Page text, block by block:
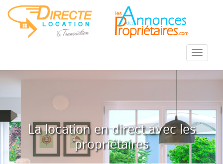
::Menu::
La location en direct avec les
propriétaires